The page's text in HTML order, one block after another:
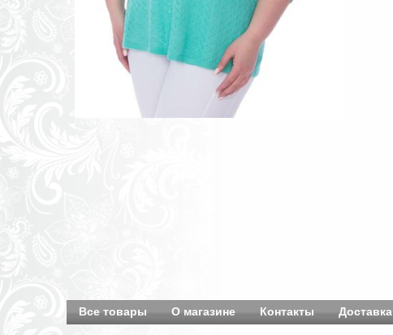
Все товары О магазине Контакты Доставка